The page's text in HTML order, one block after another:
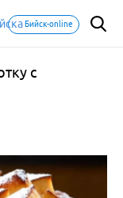
Бийск-online
с